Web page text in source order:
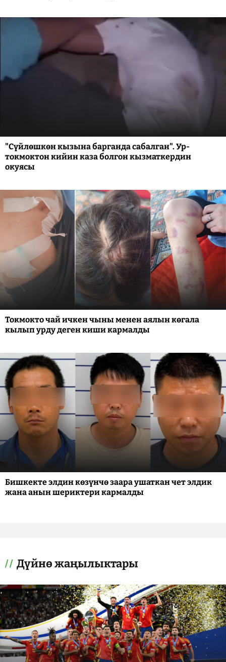
"Сүйлөшкөн кызына барганда сабалган". Ур-
токмоктон кийин каза болгон кызматкердин
окуясы
Токмокто чай ичкен чыны менен аялын көгала
кылып урду деген киши кармалды
Бишкекте элдин көзүнчө заара ушаткан чет элдик
жана анын шериктери кармалды
Дүйнө жаңылыктары